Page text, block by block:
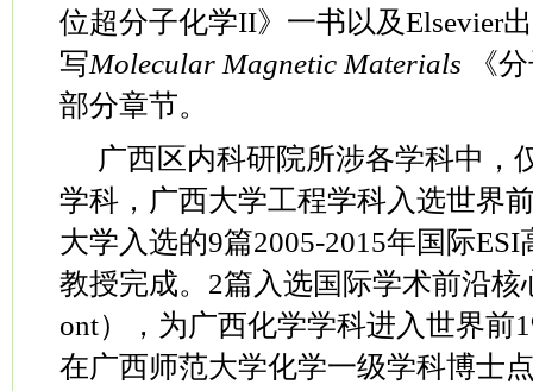
位超分子化学II》一书以及Elsevier
写Molecular Magnetic Materials
《
部分章节。
广西区内科研院所涉各学科中，
学科，广西大学工程学科入选世界
大学入选的9篇2005-2015年国际ESI
教授完成。 2篇入选国际学术前沿核
ont），为广西化学学科进入世界前
在广西师范大学化学一级学科博士